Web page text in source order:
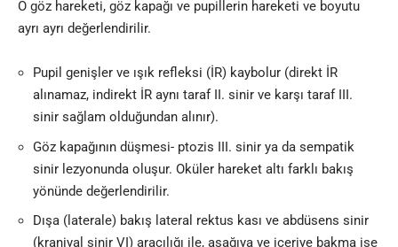
O göz hareketi, göz kapağı ve pupillerin hareketi ve boyutu
ayrı ayrı değerlendirilir.
Pupil genişler ve ışık refleksi (İR) kaybolur (direkt İR
alınamaz, indirekt İR aynı taraf II. sinir ve karşı taraf III.
sinir sağlam olduğundan alınır).
Göz kapağının düşmesi- ptozis III. sinir ya da sempatik
sinir lezyonunda oluşur. Oküler hareket altı farklı bakış
yönünde değerlendirilir.
Dışa (laterale) bakış lateral rektus kası ve abdüsens sinir
(kraniyal sinir VI) aracılığı ile, aşağıya ve içeriye bakma ise